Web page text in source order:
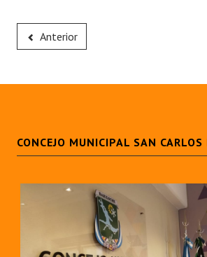
Anterior
CONCEJO MUNICIPAL SAN CARLOS